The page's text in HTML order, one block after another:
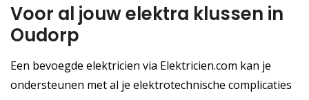
Voor al jouw elektra klussen in
Oudorp
Een bevoegde elektricien via Elektricien.com kan je
ondersteunen met al je elektrotechnische complicaties